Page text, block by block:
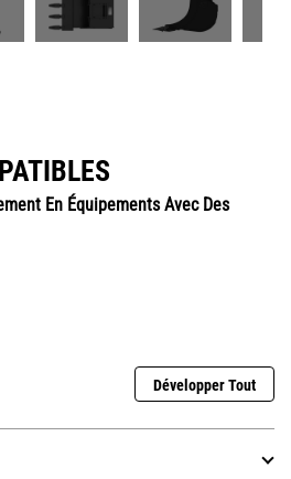
En Équipements Avec Des
Développer Tout